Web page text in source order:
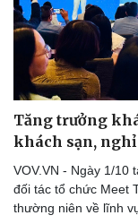
Tăng trưởng
khách sạn, nghỉ
VOV.VN - Ngày 1/10
đối tác tổ chức Meet
thường niên về lĩnh